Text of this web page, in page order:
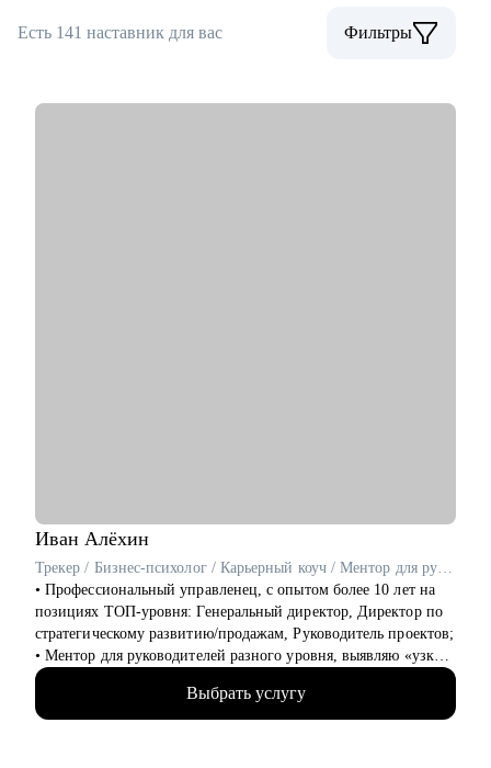
Есть 141 наставник для вас Фильтры
Иван Алёхин
Трекер / Бизнес-психолог / Карьерный коуч / Ментор для руководителей среднего и высшего звена
• Профессиональный управленец, с опытом более 10 лет на
позициях ТОП-уровня: Генеральный директор, Директор по
стратегическому развитию/продажам, Руководитель проектов;
• Ментор для руководителей разного уровня, выявляю «узкие
места – точки роста», как в бизнесе, так и на карьерном пути;
• В портфолио более 2000+ отработанных резюме, 750+
собеседований, более 800 карьерных консультаций;
Выбрать услугу